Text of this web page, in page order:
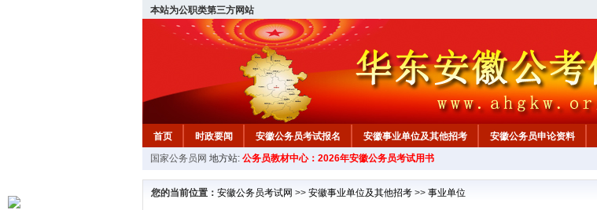
本站为公职类第三方网站
首页 时政要闻 安徽公务员考试报名 安徽事业单位及其他招考 安徽公务员申论资料
安徽公务员行测试题 在线咨询 教材中心
国家公务员网 地方站: 公务员教材中心：2026年安徽公务员考试用书
您的当前位置： 安徽公务员考试网 >> 安徽事业单位及其他招考 >> 事业单位